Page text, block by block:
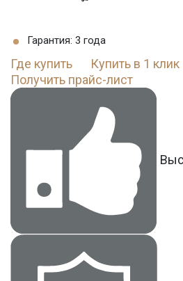
Гарантия: 3 года
Где купить
Купить в 1 клик
Получить прайс-лист